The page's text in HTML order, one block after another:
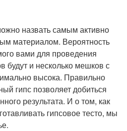
назвать самым активно
материалом. Вероятность
вами для проведения
будут и несколько мешков с
высока. Правильно
гипс позволяет добиться
результата. И о том, как
гипсовое тесто, мы